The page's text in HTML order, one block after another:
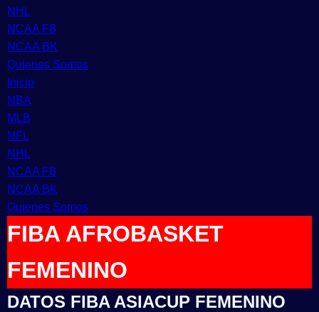
NHL
NCAA FB
NCAA BK
Quienes Somos
Inicio
NBA
MLB
NFL
NHL
NCAA FB
NCAA BK
Quienes Somos
FIBA AFROBASKET
FEMENINO
DATOS FIBA ASIACUP FEMENINO